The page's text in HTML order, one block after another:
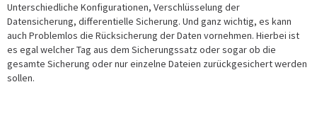
Unterschiedliche Konfigurationen, Verschlüsselung der
Datensicherung, differentielle Sicherung. Und ganz wichtig, es kann
auch Problemlos die Rücksicherung der Daten vornehmen. Hierbei ist
es egal welcher Tag aus dem Sicherungssatz oder sogar ob die
gesamte Sicherung oder nur einzelne Dateien zurückgesichert werden
sollen.